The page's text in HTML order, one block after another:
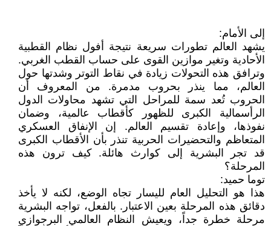
إلى الأمام:
يشهد العالم تطورات سريعة نتيجة أفول نظام القطبية
الأحادية وتغير موازين القوى على حساب القطب الغربي.
وترافق هذه التحولات زيادة في نقاط التوتر وشدتها حول
العالم، مما ينذر بحروب مدمرة. من المعروف أن
الحروب تُعد سمة للمراحل التي تشهد محاولات الدول
الرأسمالية الكبرى للظهور كأقطاب عالمية، وضمان
نفوذها، وإعادة تقسيم العالم. إن الإنفاق العسكري
المتعاظم والتحضيرات الحربية تنذر بأن الأقطاب الكبرى
قد تجر البشرية إلى كوارث هائلة. كيف ترون هذه
المرحلة؟
توما حميد:
هذا هو التحليل العام لليسار تجاه الوضع، لكنه لا يأخذ
دقائق هذه المرحلة بعين الاعتبار. بالفعل، تواجه البشرية
مرحلة خطرة جداً، ويعيش النظام العالمي البرجوازي